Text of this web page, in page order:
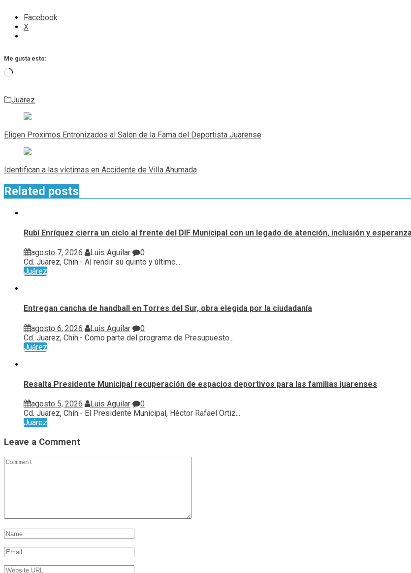
Facebook
X
Me gusta esto:
Cargando...
Juárez
Navegación
de
entradas
Eligen Proximos Entronizados al Salon de la Fama del Deportista Juarense
Identifican a las víctimas en Accidente de Villa Ahumada
Related posts
Rubí Enríquez cierra un ciclo al frente del DIF Municipal con un legado de atención, inclusión y
agosto 7, 2026 Luis Aguilar
0
Cd. Juarez, Chih.- Al rendir su quinto y último...
Juárez
Entregan cancha de handball en Torres del Sur, obra elegida por la ciudadanía
agosto 6, 2026 Luis Aguilar
0
Cd. Juarez, Chih.- Como parte del programa de Presupuesto...
Juárez
Resalta Presidente Municipal recuperación de espacios deportivos para las familias juarenses
agosto 5, 2026 Luis Aguilar
0
Cd. Juarez, Chih.- El Presidente Municipal, Héctor Rafael Ortiz...
Juárez
Leave a Comment